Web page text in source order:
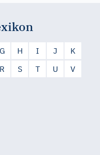
G H I J
K
R S T U
V